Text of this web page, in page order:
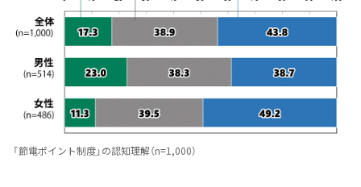
「節電ポイント制度」の認知理解（n=1,000）